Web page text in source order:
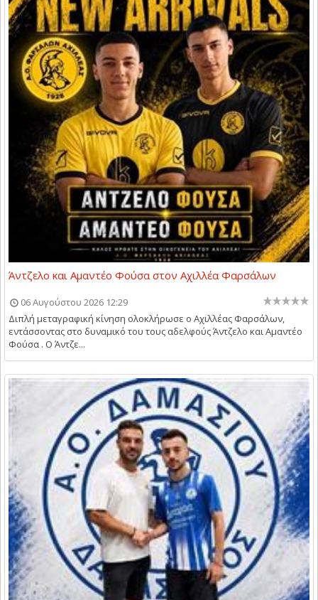
Άντζελο και Αμαντέο Φούσα στον Αχιλλέα Φαρσάλων
06 Αυγούστου 2026 12:29
Διπλή μεταγραφική κίνηση ολοκλήρωσε ο Αχιλλέας Φαρσάλων,
εντάσσοντας στο δυναμικό του τους αδελφούς Άντζελο και Αμαντέο
Φούσα . Ο Άντζε...